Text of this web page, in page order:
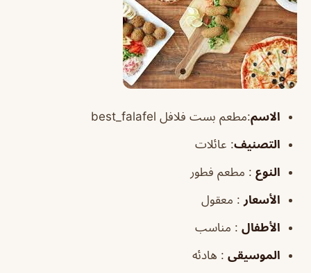
الاسم:مطعم بست فلافل best_falafel
التصنيف: عائلات
النوع : مطعم فطور
الأسعار : معقول
الأطفال : مناسب
الموسيقى : هادئه